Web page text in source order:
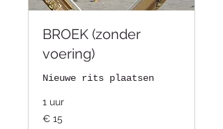
BROEK (zonder
voering)
Nieuwe rits plaatsen
1 uur
15
euro
€ 15